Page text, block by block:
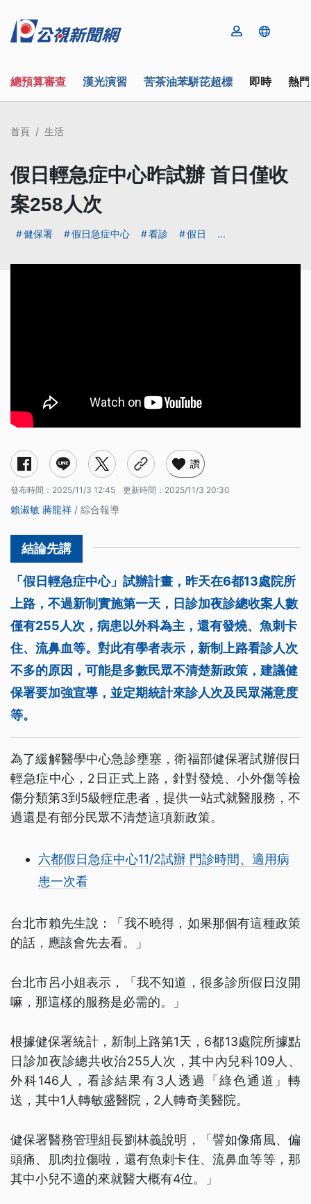
總預算審查 漢光演習 苦茶油苯駢芘超標 即時 熱
首頁 生活
假日輕急症中心昨試辦 首日僅收
案258人次
健保署 假日急症中心 看診 假日 ...
讚
發布時間： 2025/11/3 12:45 更新時間： 2025/11/3 20:30
賴淑敏 蔣龍祥 / 綜合報導
「假日輕急症中心」試辦計畫，昨天在6都13處院所
上路，不過新制實施第一天，日診加夜診總收案人數
僅有255人次，病患以外科為主，還有發燒、魚刺卡
住、流鼻血等。對此有學者表示，新制上路看診人次
不多的原因，可能是多數民眾不清楚新政策，建議健
保署要加強宣導，並定期統計來診人次及民眾滿意度
等。
為了緩解醫學中心急診壅塞，衛福部健保署試辦假日
輕急症中心，2日正式上路，針對發燒、小外傷等檢
傷分類第3到5級輕症患者，提供一站式就醫服務，不
過還是有部分民眾不清楚這項新政策。
六都假日急症中心11/2試辦 門診時間、適用病
患一次看
台北市賴先生說：「我不曉得，如果那個有這種政策
的話，應該會先去看。」
台北市呂小姐表示，「我不知道，很多診所假日沒開
嘛，那這樣的服務是必需的。」
根據健保署統計，新制上路第1天，6都13處院所據點
日診加夜診總共收治255人次，其中內兒科109人、
外科146人，看診結果有3人透過「綠色通道」轉
送，其中1人轉敏盛醫院，2人轉奇美醫院。
健保署醫務管理組長劉林義說明，「譬如像痛風、偏
頭痛、肌肉拉傷啦，還有魚刺卡住、流鼻血等等，那
其中小兒不適的來就醫大概有4位。」